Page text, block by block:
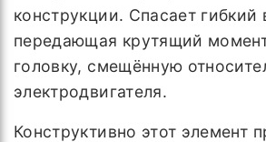
конструкции. Спасает гибкий
передающая крутящий
головку, смещённую
электродвигателя.
Конструктивно этот элемент